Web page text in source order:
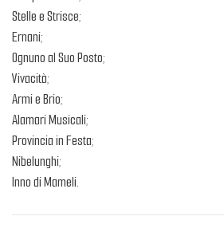
Stelle e Strisce;
Ernani;
Ognuno al Suo Posto;
Vivacità;
Armi e Brio;
Alamari Musicali;
Provincia in Festa;
Nibelunghi;
Inno di Mameli.